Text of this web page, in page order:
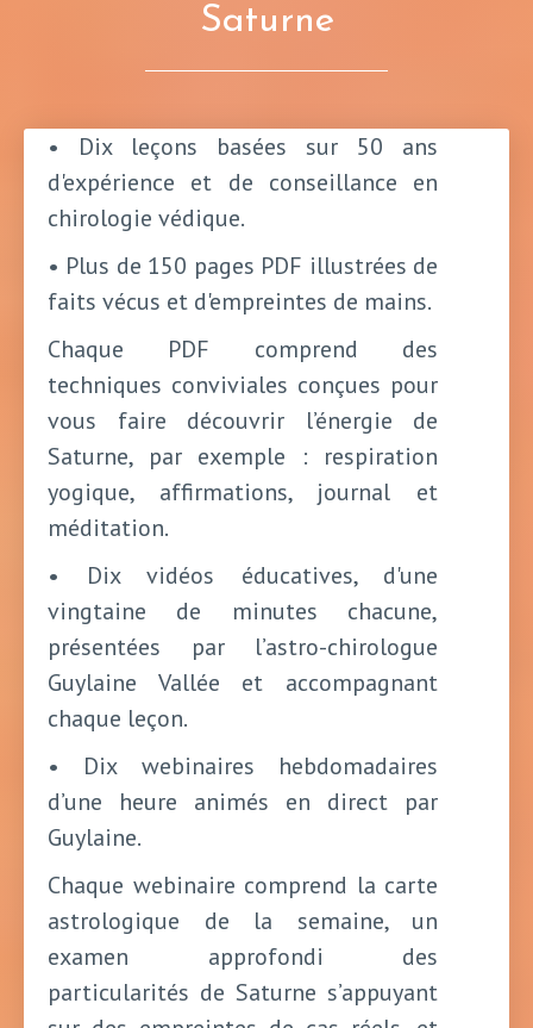
Saturne
• Dix leçons basées sur 50 ans
d'expérience et de conseillance en
chirologie védique.
• Plus de 150 pages PDF illustrées de
faits vécus et d'empreintes de mains.
Chaque PDF comprend des
techniques conviviales conçues pour
vous faire découvrir l’énergie de
Saturne, par exemple : respiration
yogique, affirmations, journal et
méditation.
• Dix vidéos éducatives, d'une
vingtaine de minutes chacune,
présentées par l’astro-chirologue
Guylaine Vallée et accompagnant
chaque leçon.
• Dix webinaires hebdomadaires
d’une heure animés en direct par
Guylaine.
Chaque webinaire comprend la carte
astrologique de la semaine, un
examen approfondi des
particularités de Saturne s’appuyant